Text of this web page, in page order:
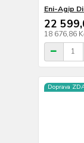
Eni-Agip
22
18 676,86
Doprava